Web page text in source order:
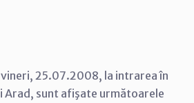
25.07.2008, la intrarea în
Arad, sunt afişate următoarele